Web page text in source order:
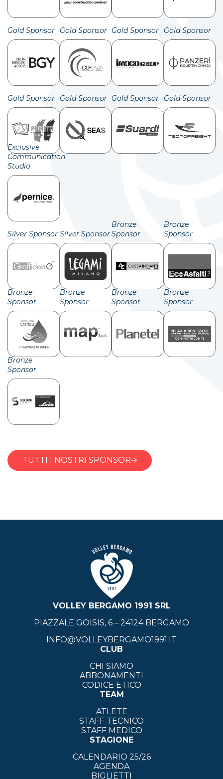
Gold Sponsor Gold Sponsor Gold Sponsor Gold Sponsor
Gold Sponsor Gold Sponsor Gold Sponsor Gold Sponsor
Exclusive
Communication
Studio
Silver Sponsor Silver Sponsor
Bronze
Sponsor
Bronze
Sponsor
Bronze
Sponsor
Bronze
Sponsor
Bronze
Sponsor
Bronze
Sponsor
Bronze
Sponsor
TUTTI I NOSTRI SPONSOR
VOLLEY BERGAMO 1991 SRL
PIAZZALE GOISIS, 6 – 24124 BERGAMO
INFO@VOLLEYBERGAMO1991.IT
CLUB
CHI SIAMO
ABBONAMENTI
CODICE ETICO
TEAM
ATLETE
STAFF TECNICO
STAFF MEDICO
STAGIONE
CALENDARIO 25/26
AGENDA
BIGLIETTI